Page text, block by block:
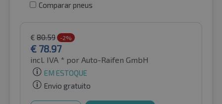
Comparar pneus
€ 80.59 -2%
€ 78.97
incl. IVA * por Auto-Raifen GmbH
EM ESTOQUE
Envio gratuito